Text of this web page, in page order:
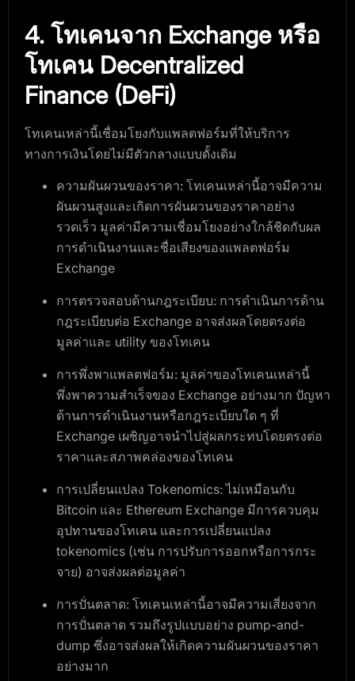
4. โทเคนจาก Exchange หรือ
โทเคน Decentralized
Finance (DeFi)
โทเคนเหล่านี้เชื่อมโยงกับแพลตฟอร์มที่ให้บริการ
ทางการเงินโดยไม่มีตัวกลางแบบดั้งเดิม
ความผันผวนของราคา: โทเคนเหล่านี้อาจมีความ
ผันผวนสูงและเกิดการผันผวนของราคาอย่าง
รวดเร็ว มูลค่ามีความเชื่อมโยงอย่างใกล้ชิดกับผล
การดำเนินงานและชื่อเสียงของแพลตฟอร์ม
Exchange
การตรวจสอบด้านกฎระเบียบ: การดำเนินการด้าน
กฎระเบียบต่อ Exchange อาจส่งผลโดยตรงต่อ
มูลค่าและ utility ของโทเคน
การพึ่งพาแพลตฟอร์ม: มูลค่าของโทเคนเหล่านี้
พึ่งพาความสำเร็จของ Exchange อย่างมาก ปัญหา
ด้านการดำเนินงานหรือกฎระเบียบใด ๆ ที่
Exchange เผชิญอาจนำไปสู่ผลกระทบโดยตรงต่อ
ราคาและสภาพคล่องของโทเคน
การเปลี่ยนแปลง Tokenomics: ไม่เหมือนกับ
Bitcoin และ Ethereum Exchange มีการควบคุม
อุปทานของโทเคน และการเปลี่ยนแปลง
tokenomics (เช่น การปรับการออกหรือการกระ
จาย) อาจส่งผลต่อมูลค่า
การปั่นตลาด: โทเคนเหล่านี้อาจมีความเสี่ยงจาก
การปั่นตลาด รวมถึงรูปแบบอย่าง pump-and-
dump ซึ่งอาจส่งผลให้เกิดความผันผวนของราคา
อย่างมาก